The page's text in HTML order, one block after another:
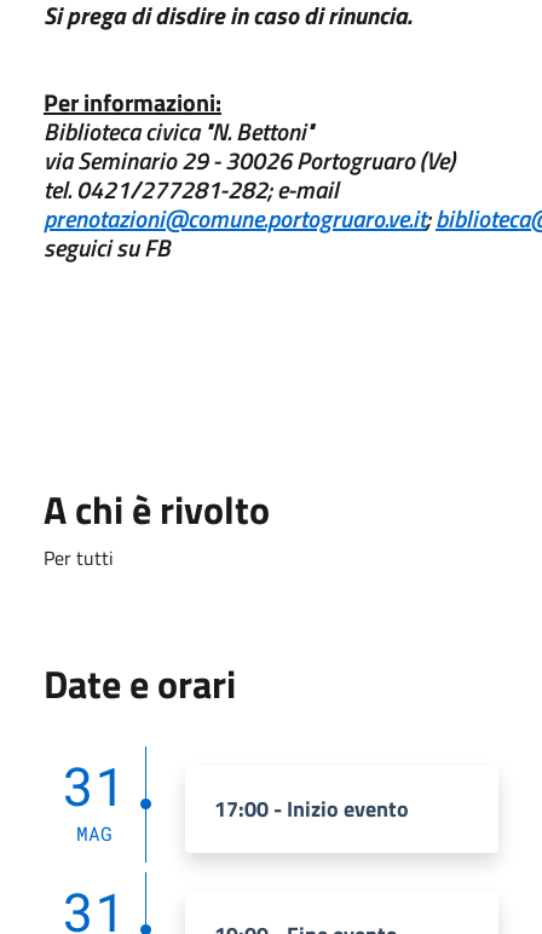
Si prega di disdire in caso di rinuncia.
Per informazioni:
Biblioteca civica "N. Bettoni"
via Seminario 29 - 30026 Portogruaro (Ve)
tel. 0421/277281-282; e-mail
prenotazioni@comune.portogruaro.ve.it;
seguici su FB
A chi è rivolto
Per tutti
Date e orari
31
MAG
17:00 - Inizio evento
31